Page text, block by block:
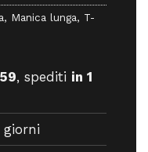
, Manica lunga, T-
, spediti in 1
giorni